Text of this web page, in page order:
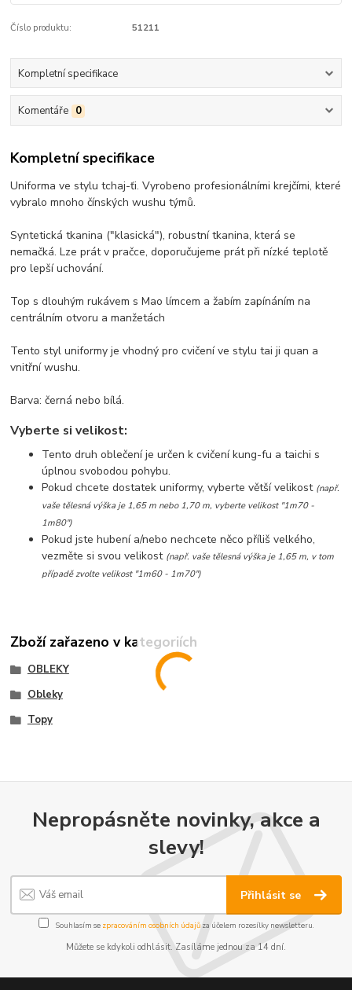
Číslo produktu: 51211
Kompletní specifikace
Komentáře 0
Kompletní specifikace
Uniforma ve stylu tchaj-ťi. Vyrobeno profesionálními krejčími, které
vybralo mnoho čínských wushu týmů.
Syntetická tkanina ("klasická"), robustní tkanina, která se
nemačká. Lze prát v pračce, doporučujeme prát při nízké teplotě
pro lepší uchování.
Top s dlouhým rukávem s Mao límcem a žabím zapínáním na
centrálním otvoru a manžetách
Tento styl uniformy je vhodný pro cvičení ve stylu tai ji quan a
vnitřní wushu.
Barva: černá nebo bílá.
Vyberte si velikost:
Tento druh oblečení je určen k cvičení kung-fu a taichi s
úplnou svobodou pohybu.
Pokud chcete dostatek uniformy, vyberte větší velikost (např.
vaše tělesná výška je 1,65 m nebo 1,70 m, vyberte velikost "1m70 -
1m80")
Pokud jste hubení a/nebo nechcete něco příliš velkého,
vezměte si svou velikost (např. vaše tělesná výška je 1,65 m, v tom
případě zvolte velikost "1m60 - 1m70")
Zboží zařazeno v kategoriích
OBLEKY
Obleky
Topy
Nepropásněte novinky, akce a
slevy!
Přihlásit se
Souhlasím se zpracováním osobních údajůza účelem rozesílky newsletteru.
Můžete se kdykoli odhlásit. Zasíláme jednou za 14 dní.